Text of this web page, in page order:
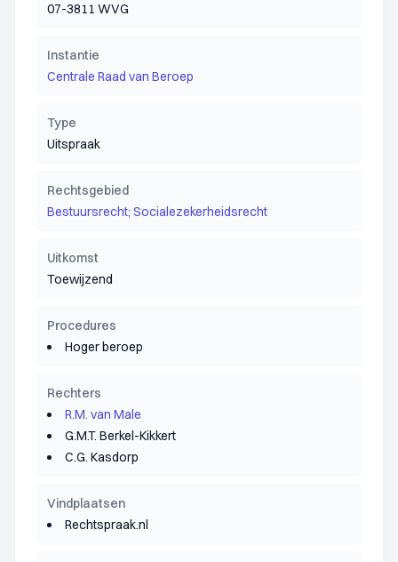
07-3811 WVG
Instantie
Centrale Raad van Beroep
Type
Uitspraak
Rechtsgebied
Bestuursrecht; Socialezekerheidsrecht
Uitkomst
Toewijzend
Procedures
Hoger beroep
Rechters
R.M. van Male
G.M.T. Berkel-Kikkert
C.G. Kasdorp
Vindplaatsen
Rechtspraak.nl